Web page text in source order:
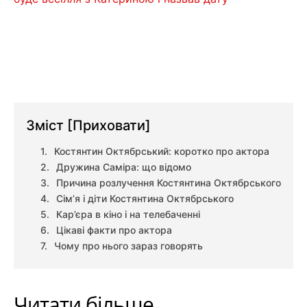
Зміст [Приховати]
Костянтин Октябрський: коротко про актора
Дружина Саміра: що відомо
Причина розлучення Костянтина Октябрського
Сім’я і діти Костянтина Октябрського
Кар’єра в кіно і на телебаченні
Цікаві факти про актора
Чому про нього зараз говорять